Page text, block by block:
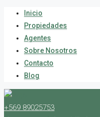
Inicio
Propiedades
Agentes
Sobre Nosotros
Contacto
Blog
+569 89025753